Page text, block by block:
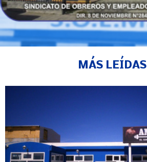
MÁS LEÍDAS